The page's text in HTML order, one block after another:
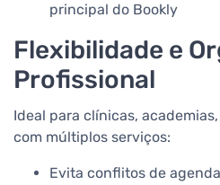
principal do Bookly
Flexibilidade e
Profissional
Ideal para clínicas,
com múltiplos serviços:
Evita conflitos de